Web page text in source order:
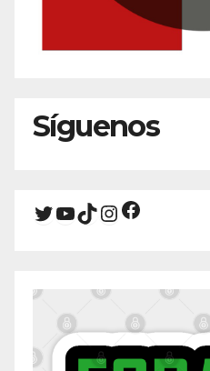
Síguenos
Twitter
YouTube
TikTok
Instagram
Facebook